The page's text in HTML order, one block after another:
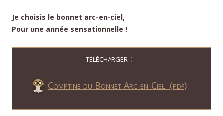
Je choisis le bonnet arc-en-ciel,
Pour une année sensationnelle !
télécharger :
Comptine du Bonnet Arc-en-Ciel (pdf)